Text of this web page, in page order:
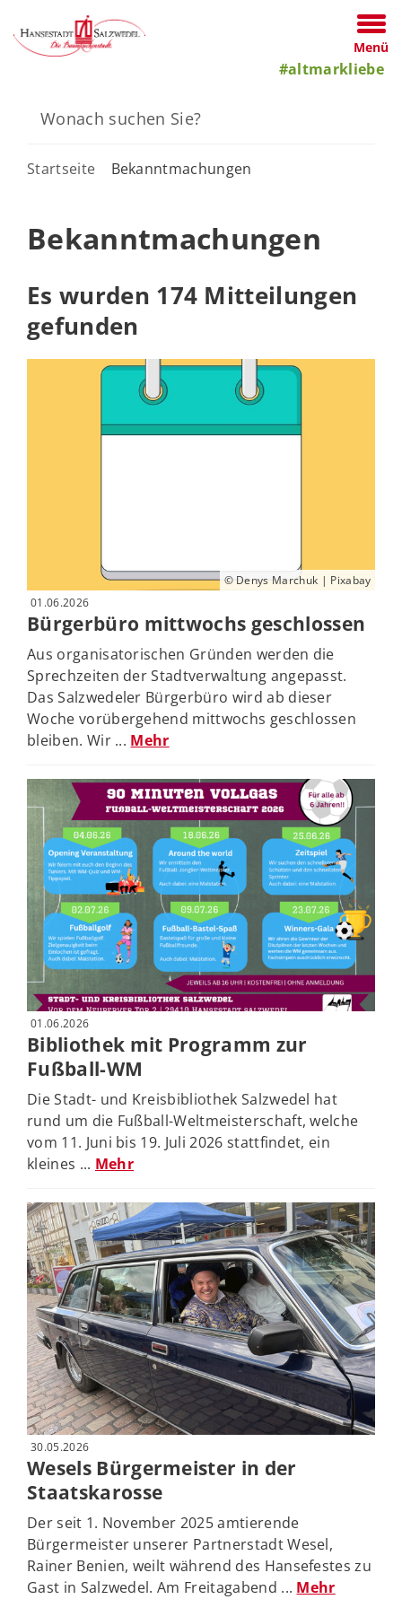
Menü
#altmarkliebe
Startseite Bekanntmachungen
Bekanntmachungen
Es wurden 174 Mitteilungen
gefunden
© Denys Marchuk | Pixabay
01.06.2026
Bürgerbüro mittwochs geschlossen
Aus organisatorischen Gründen werden die
Sprechzeiten der Stadtverwaltung angepasst.
Das Salzwedeler Bürgerbüro wird ab dieser
Woche vorübergehend mittwochs geschlossen
bleiben. Wir ... Mehr
01.06.2026
Bibliothek mit Programm zur
Fußball-WM
Die Stadt- und Kreisbibliothek Salzwedel hat
rund um die Fußball-Weltmeisterschaft, welche
vom 11. Juni bis 19. Juli 2026 stattfindet, ein
kleines ... Mehr
30.05.2026
Wesels Bürgermeister in der
Staatskarosse
Der seit 1. November 2025 amtierende
Bürgermeister unserer Partnerstadt Wesel,
Rainer Benien, weilt während des Hansefestes zu
Gast in Salzwedel. Am Freitagabend ... Mehr